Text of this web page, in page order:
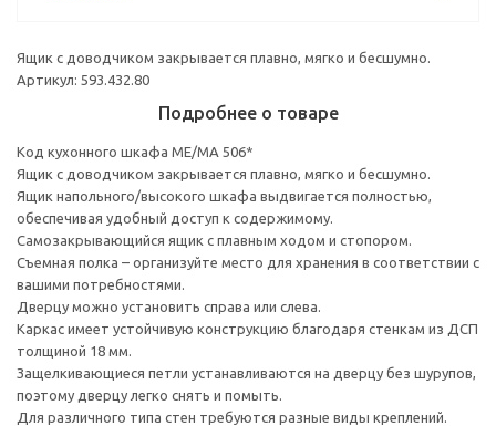
Ящик с доводчиком закрывается плавно, мягко и бесшумно.
Артикул: 593.432.80
Подробнее о товаре
Код кухонного шкафа ME/MA 506*
Ящик с доводчиком закрывается плавно, мягко и бесшумно.
Ящик напольного/высокого шкафа выдвигается полностью,
обеспечивая удобный доступ к содержимому.
Cамозакрывающийся ящик с плавным ходом и стопором.
Съемная полка – организуйте место для хранения в соответствии с
вашими потребностями.
Дверцу можно установить справа или слева.
Каркас имеет устойчивую конструкцию благодаря стенкам из ДСП
толщиной 18 мм.
Защелкивающиеся петли устанавливаются на дверцу без шурупов,
поэтому дверцу легко снять и помыть.
Для различного типа стен требуются разные виды креплений.